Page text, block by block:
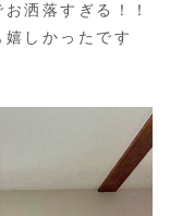
洒落すぎる！！
しかったです